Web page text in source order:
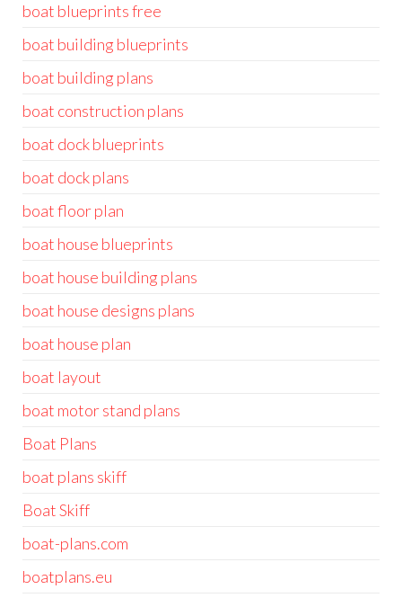
boat blueprints free
boat building blueprints
boat building plans
boat construction plans
boat dock blueprints
boat dock plans
boat floor plan
boat house blueprints
boat house building plans
boat house designs plans
boat house plan
boat layout
boat motor stand plans
Boat Plans
boat plans skiff
Boat Skiff
boat-plans.com
boatplans.eu